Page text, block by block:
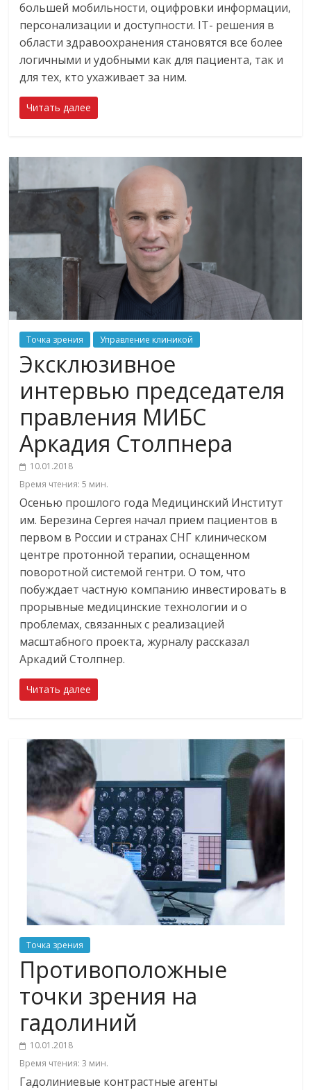
большей мобильности, оцифровки информации,
персонализации и доступности. IT- решения в
области здравоохранения становятся все более
логичными и удобными как для пациента, так и
для тех, кто ухаживает за ним.
Читать далее
Точка зрения Управление клиникой
Эксклюзивное
интервью председателя
правления МИБС
Аркадия Столпнера
10.01.2018
Время чтения:5 мин.
Осенью прошлого года Медицинский Институт
им. Березина Сергея начал прием пациентов в
первом в России и странах СНГ клиническом
центре протонной терапии, оснащенном
поворотной системой гентри. О том, что
побуждает частную компанию инвестировать в
прорывные медицинские технологии и о
проблемах, связанных с реализацией
масштабного проекта, журналу рассказал
Аркадий Столпнер.
Читать далее
Точка зрения
Противоположные
точки зрения на
гадолиний
10.01.2018
Время чтения:3 мин.
Гадолиниевые контрастные агенты